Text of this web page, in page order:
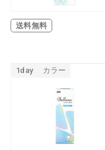
送料無料
1day カラー